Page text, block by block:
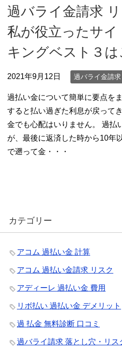
過バライ金請求
私が役立ったサイ
キングベスト３は
2021年9月12日 過バライ金請
過払い金について簡単に要点を
すると払い過ぎた利息が戻って
金でも心配はいりません。 過払
が、最後に返済した時から10年
で遡って金・・・
カテゴリー
アコム 過払い金 計算
アコム 過払い金請求 リスク
アディーレ 過払い金 費用
リボ払い 過払い金 デメリット
過 払金 無料診断 口コミ
過バライ請求 落とし穴・リス